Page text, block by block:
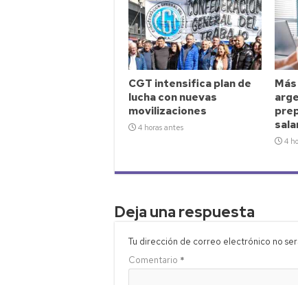
CGT intensifica plan de
lucha con nuevas
movilizaciones
4 horas antes
4
Deja una respuesta
Tu dirección de correo electrónico no
Comentario *